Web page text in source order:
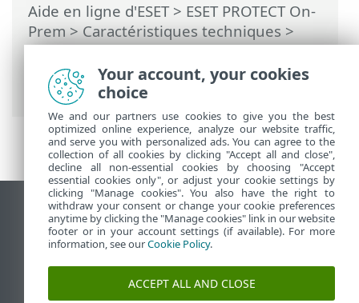
Aide en ligne d'ESET> ESET PROTECT On-
Prem>Caractéristiques techniques>
Matériel et dimensionnement des
infrastructures > Déploiement pour
10 000 clients
Afficher le site pour ordinateur de bureau
End of Life
Base de connaissances ESET
ESET Status Portal
Your account, your cookies
choice
We and our partners use cookies to give you the best
optimized online experience, analyze our website traffic,
and serve you with personalized ads. You can agree to the
collection of all cookies by clicking "Accept all and close",
decline all non-essential cookies by choosing "Accept
essential cookies only", or adjust your cookie settings by
clicking "Manage cookies". You also have the right to
withdraw your consent or change your cookie preferences
anytime by clicking the "Manage cookies" link in our website
footer or in your account settings (if available). For more
information, see ourCookie Policy.
ACCEPT ALL AND CLOSE